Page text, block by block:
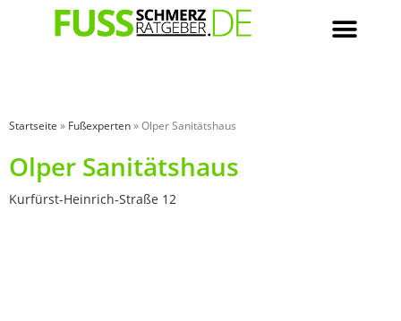
Startseite » Fußexperten»Olper Sanitätshaus
Olper Sanitätshaus
Kurfürst-Heinrich-Straße 12